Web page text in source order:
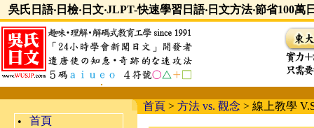
吳氏日語‧日檢‧日文‧JLPT-快速學習日語‧日文方法‧節省100萬
•
首頁
首頁 > 方法 vs. 觀念 > 線上教學